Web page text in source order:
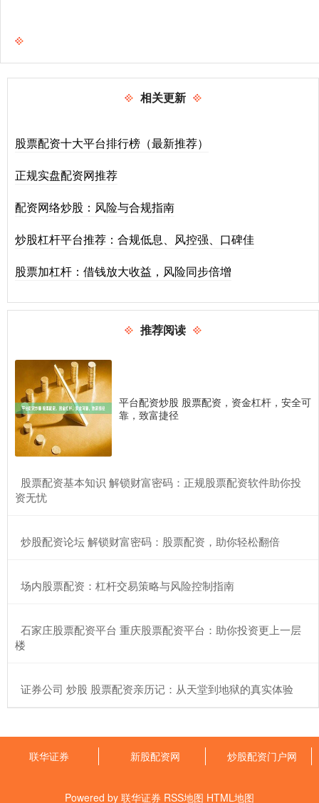
相关更新
股票配资十大平台排行榜（最新推荐）
正规实盘配资网推荐
配资网络炒股：风险与合规指南
炒股杠杆平台推荐：合规低息、风控强、口碑佳
股票加杠杆：借钱放大收益，风险同步倍增
推荐阅读
平台配资炒股 股票配资，资金杠杆，安全可
靠，致富捷径
​股票配资基本知识 解锁财富密码：正规股票配资软件助你投
资无忧
​炒股配资论坛 解锁财富密码：股票配资，助你轻松翻倍
​场内股票配资：杠杆交易策略与风险控制指南
​石家庄股票配资平台 重庆股票配资平台：助你投资更上一层
楼
​证券公司 炒股 股票配资亲历记：从天堂到地狱的真实体验
联华证券 新股配资网 炒股配资门户网
Powered by 联华证券 RSS地图 HTML地图